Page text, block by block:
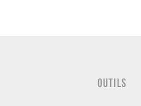
OUTILS